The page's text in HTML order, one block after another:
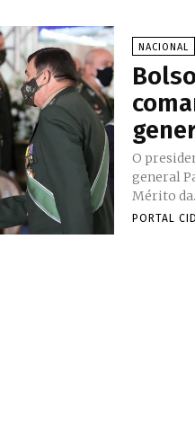
NACIONAL
O
general
Mérito
PORTAL